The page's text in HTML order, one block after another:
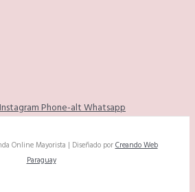
InstagramPhone-altWhatsapp
Online Mayorista | Diseñado porCreando Web
Paraguay